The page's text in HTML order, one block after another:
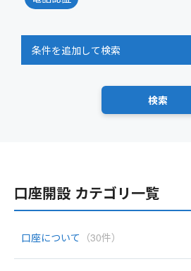
条件を追加して検索
口座開設 カテゴリ一覧
口座について （30件）